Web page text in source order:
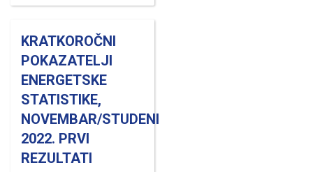
KRATKOROČNI
POKAZATELJI
ENERGETSKE
STATISTIKE,
NOVEMBAR/STUDENI
2022. PRVI
REZULTATI